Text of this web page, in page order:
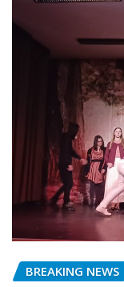
BREAKING NEWS